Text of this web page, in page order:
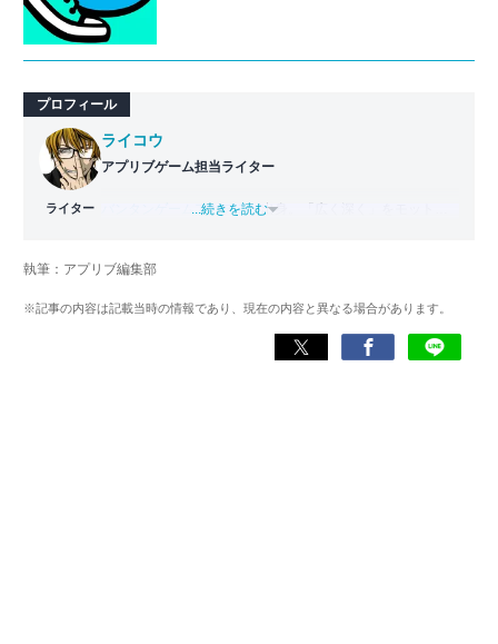
プロフィール
ライター
ライコウ
アプリブゲーム担当ライター
バンタンゲームアカデミー 出身。「広く深く」をモットー
ゲームだけでも1,000本以上。ゲーム開発者を目指した経験
くして面白さを引き出し、人々に伝えるためゲームライタ
...続きを読む
執筆：アプリブ編集部
※記事の内容は記載当時の情報であり、現在の内容と異なる場合があります。